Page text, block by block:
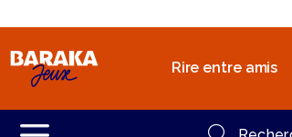
Rire entre amis